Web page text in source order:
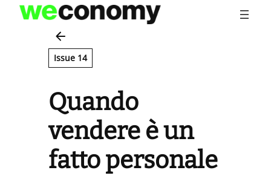
Vai
contenuto
Issue 14
Quando
vendere è un
fatto personale